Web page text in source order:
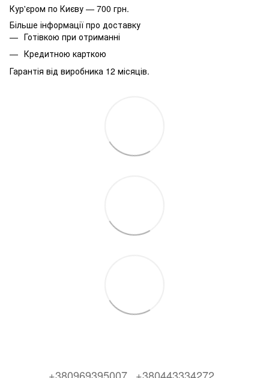
Кур'єром по Києву — 700 грн.
Більше інформації про доставку
Готівкою при отриманні
Кредитною карткою
Гарантія від виробника 12 місяців.
+380969395007 +380443334272